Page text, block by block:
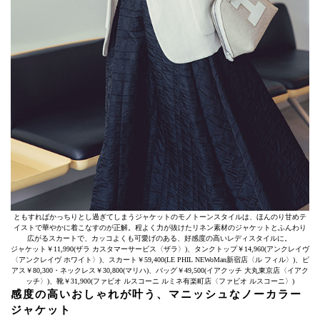
ともすればかっちりとし過ぎてしまうジャケットのモノトーンスタイルは、ほんのり甘めテ
イストで華やかに着こなすのが正解。程よく力が抜けたリネン素材のジャケットとふんわり
広がるスカートで、カッコよくも可愛げのある、好感度の高いレディスタイルに。
ジャケット￥11,990(ザラ カスタマーサービス〈ザラ〉)、タンクトップ￥14,960(アンクレイヴ
〈アンクレイヴ ホワイト〉)、スカート￥59,400(LE PHIL NEWoMan新宿店〈ル フィル〉)、ピ
アス￥80,300・ネックレス￥30,800(マリハ)、バッグ￥49,500(イアクッチ 大丸東京店〈イアク
ッチ〉)、靴￥31,900(ファビオ ルスコーニ ルミネ有楽町店〈ファビオ ルスコーニ〉)
感度の高いおしゃれが叶う、マニッシュなノーカラー
ジャケット